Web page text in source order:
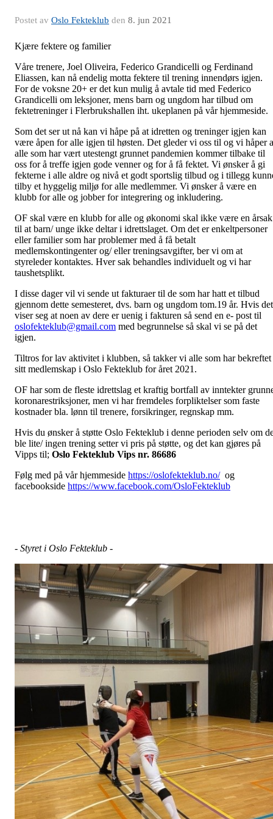
Postet av Oslo Fekteklub den 8. jun 2021
Kjære fektere og familier
Våre trenere, Joel Oliveira, Federico Grandicelli og Ferdinand
Eliassen, kan nå endelig motta fektere til trening innendørs igjen.
For de voksne 20+ er det kun mulig å avtale tid med Federico
Grandicelli om leksjoner, mens barn og ungdom har tilbud om
fektetreninger i Flerbrukshallen iht. ukeplanen på vår hjemmeside.
Som det ser ut nå kan vi håpe på at idretten og treninger igjen kan
være åpen for alle igjen til høsten. Det gleder vi oss til og vi håper
alle som har vært utestengt grunnet pandemien kommer tilbake til
oss for å treffe igjen gode venner og for å få fektet. Vi ønsker å gi
fekterne i alle aldre og nivå et godt sportslig tilbud og i tillegg
tilby et hyggelig miljø for alle medlemmer. Vi ønsker å være en
klubb for alle og jobber for integrering og inkludering.
OF skal være en klubb for alle og økonomi skal ikke være en årsak
til at barn/ unge ikke deltar i idrettslaget. Om det er enkeltpersoner
eller familier som har problemer med å få betalt
medlemskontingenter og/ eller treningsavgifter, ber vi om at
styreleder kontaktes. Hver sak behandles individuelt og vi har
taushetsplikt.
I disse dager vil vi sende ut fakturaer til de som har hatt et tilbud
gjennom dette semesteret, dvs. barn og ungdom tom.19 år. Hvis det
viser seg at noen av dere er uenig i fakturen så send en e- post til
oslofekteklub@gmail.com med begrunnelse så skal vi se på det
igjen.
Tiltros for lav aktivitet i klubben, så takker vi alle som har bekreftet
sitt medlemskap i Oslo Fekteklub for året 2021.
OF har som de fleste idrettslag et kraftig bortfall av inntekter
koronarestriksjoner, men vi har fremdeles forpliktelser som faste
kostnader bla. lønn til trenere, forsikringer, regnskap mm.
Hvis du ønsker å støtte Oslo Fekteklub i denne perioden selv om
ble lite/ ingen trening setter vi pris på støtte, og det kan gjøres på
Vipps til; Oslo Fekteklub Vips nr. 86686
Følg med på vår hjemmeside https://oslofekteklub.no/og
facebookside https://www.facebook.com/OsloFekteklub
- Styret i Oslo Fekteklub -